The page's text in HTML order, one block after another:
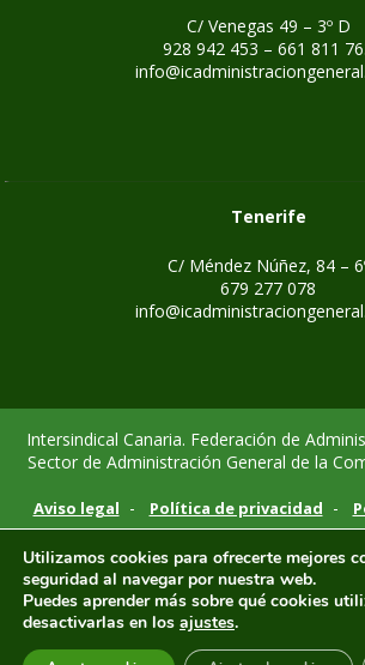
C/ Venegas 49 – 3º D
928 942 453 – 661 811
Tenerife
C/ Méndez Núñez, 84 –
679 277 078
Intersindical Canaria. Federación de
Sector de Administración General de la
Aviso legal - Política de privacidad -
Utilizamos cookies para ofrecerte mejores
seguridad al navegar por nuestra web.
Puedes aprender más sobre qué cookies
desactivarlas en los ajustes.